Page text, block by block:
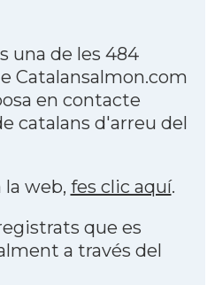
una de les 484
Catalansalmon.com
en contacte
catalans d'arreu del
la web, fes clic aquí.
que es
a través del